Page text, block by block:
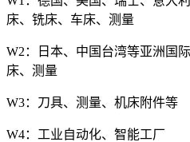
床、铣床、车床、测量
W2：日本、中国台湾等亚洲国
床、测量
W3：刀具、测量、机床附件等
W4：工业自动化、智能工厂